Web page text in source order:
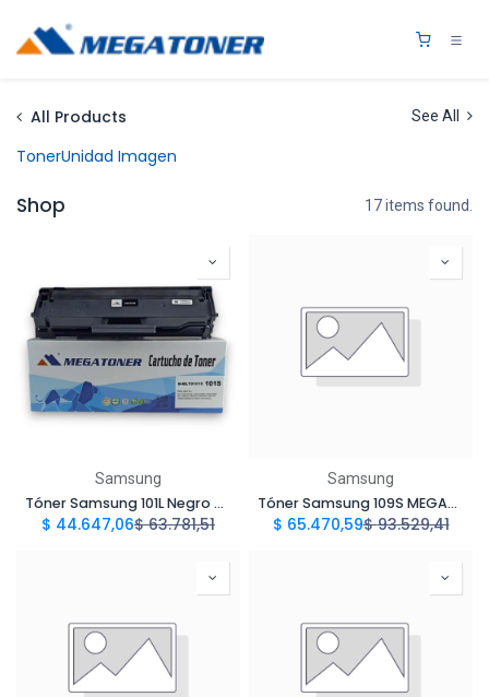
All Products See All
TonerUnidad Imagen
Shop 17 items found.
Samsung
Tóner Samsung 101L Negro MLTD101L Compatible con ML-2160, ML-2165, SCX-3405 | Megatoner
$ 44.647,06$63.781,51
Samsung
Tóner Samsung 109S MEGATONER Genérico Negro MLT109S Compatible con Samsung SCX-4300 | Megatoner
$ 65.470,59$93.529,41